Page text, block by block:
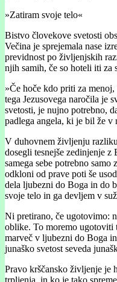
»Zatiram svoje telo«
Bistvo človekove svetosti
Večina je sprejemala nase
previdnost po življenjskih
njih samih, če so hoteli iti
»Če hoče kdo priti za
tega Jezusovega naročila je
svetosti, je nujno potrebno,
padlega angela, ki je bil že
V duhovnem življenju
dosegli tesnejše zedinjenje
samega sebe potrebno
odkloni od prave poti še
dela ljubezni do Boga in do
svoje telo in ga devljem v
Ni pretirano, če ugotovimo:
oblike. To moremo ugotoviti
marveč v ljubezni do Boga
junaško svetost seveda
Pravo krščansko življenje je
trpljenja, in ko je tako